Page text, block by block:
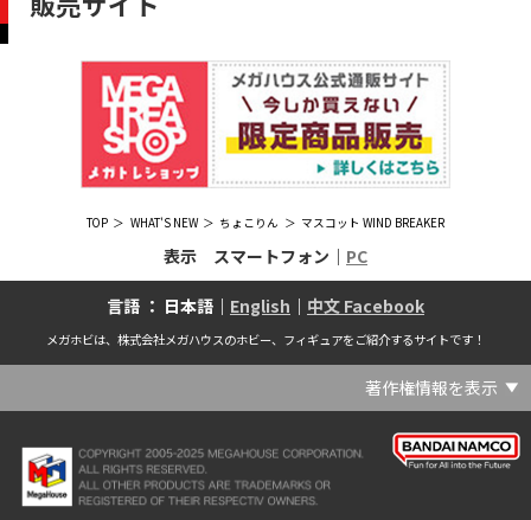
TOP WHAT'S NEW ちょこりん マスコット WIND BREAKER
表示 スマートフォン｜ PC
言語 ： 日本語｜ English ｜ 中文 Facebook
メガホビは、株式会社メガハウスのホビー、フィギュアをご紹介するサイトです！
著作権情報を表示